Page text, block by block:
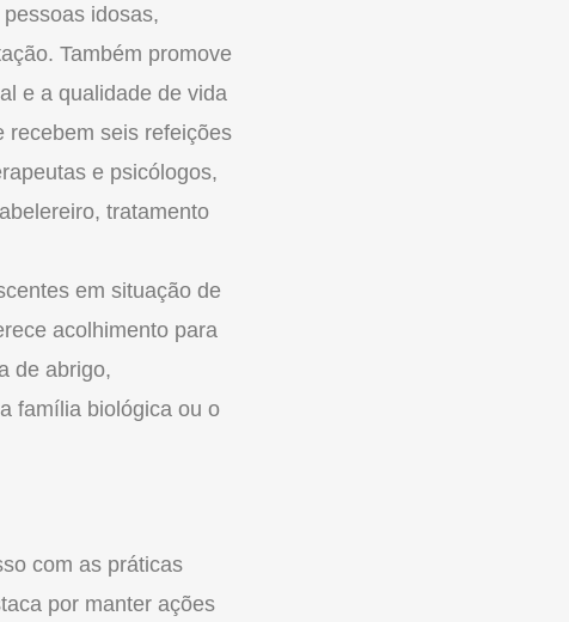
idosas,
Também promove
e a qualidade de vida
recebem seis refeições
e psicólogos,
tratamento
em situação de
acolhimento para
de abrigo,
família biológica ou o
com as práticas
por manter ações